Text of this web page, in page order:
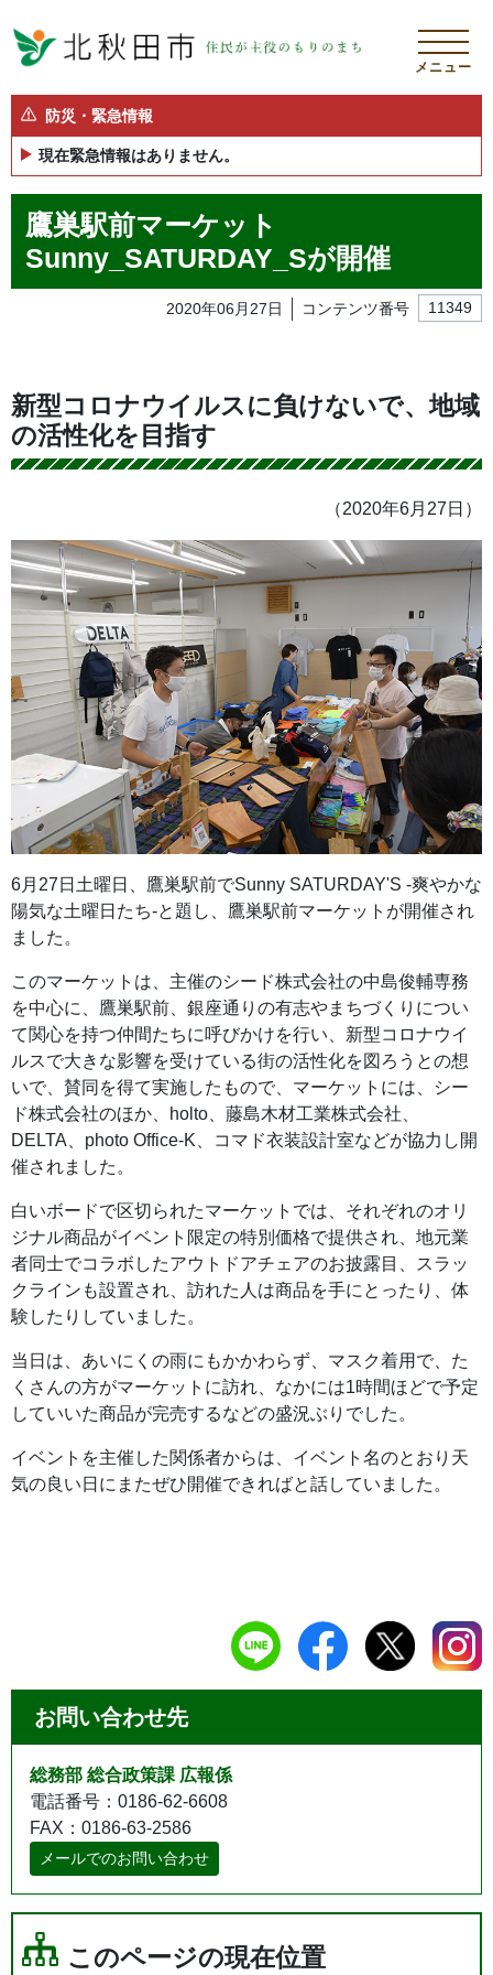
メニュー
防災・緊急情報
現在緊急情報はありません。
鷹巣駅前マーケット
Sunny_SATURDAY_Sが開催
2020年06月27日 コンテンツ番号 11349
新型コロナウイルスに負けないで、地域
の活性化を目指す
（2020年6月27日）
6月27日土曜日、鷹巣駅前でSunny SATURDAY'S -爽やかな
陽気な土曜日たち-と題し、鷹巣駅前マーケットが開催され
ました。
このマーケットは、主催のシード株式会社の中島俊輔専務
を中心に、鷹巣駅前、銀座通りの有志やまちづくりについ
て関心を持つ仲間たちに呼びかけを行い、新型コロナウイ
ルスで大きな影響を受けている街の活性化を図ろうとの想
いで、賛同を得て実施したもので、マーケットには、シー
ド株式会社のほか、holto、藤島木材工業株式会社、
DELTA、photo Office-K、コマド衣装設計室などが協力し開
催されました。
白いボードで区切られたマーケットでは、それぞれのオリ
ジナル商品がイベント限定の特別価格で提供され、地元業
者同士でコラボしたアウトドアチェアのお披露目、スラッ
クラインも設置され、訪れた人は商品を手にとったり、体
験したりしていました。
当日は、あいにくの雨にもかかわらず、マスク着用で、た
くさんの方がマーケットに訪れ、なかには1時間ほどで予定
していいた商品が完売するなどの盛況ぶりでした。
イベントを主催した関係者からは、イベント名のとおり天
気の良い日にまたぜひ開催できればと話していました。
お問い合わせ先
総務部 総合政策課 広報係
電話番号：0186-62-6608
FAX：0186-63-2586
メールでのお問い合わせ
このページの現在位置